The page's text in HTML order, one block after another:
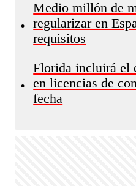
•
Medio millón de
regularizar en
requisitos
•
Florida incluirá el
en licencias de
fecha